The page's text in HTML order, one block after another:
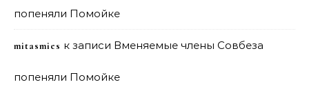
попеняли Помойке
mitasmies к записи Вменяемые члены Совбеза
попеняли Помойке